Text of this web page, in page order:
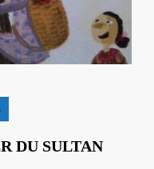
DU SULTAN